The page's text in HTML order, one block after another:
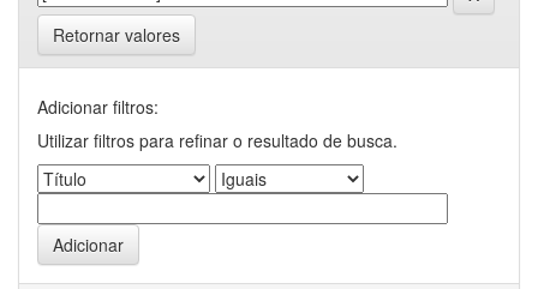
Retornar valores
Adicionar filtros:
Utilizar filtros para refinar o resultado de busca.